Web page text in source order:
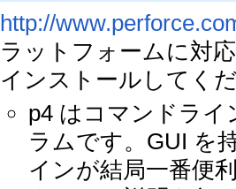
http://
ラットフォームに対
インストールしてく
p4 はコマンドラ
ラムです。GUI を
インが結局一番便